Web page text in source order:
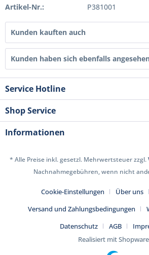
Artikel-Nr.: P381001
Kunden kauften auch
Kunden haben sich ebenfalls
Service Hotline
Shop Service
Informationen
* Alle Preise inkl. gesetzl. Mehrwertsteuer zzgl.
Nachnahmegebühren, wenn nicht
Cookie-Einstellungen Über uns
Versand und Zahlungsbedingungen
Datenschutz
AGB
Realisiert mit Shopware